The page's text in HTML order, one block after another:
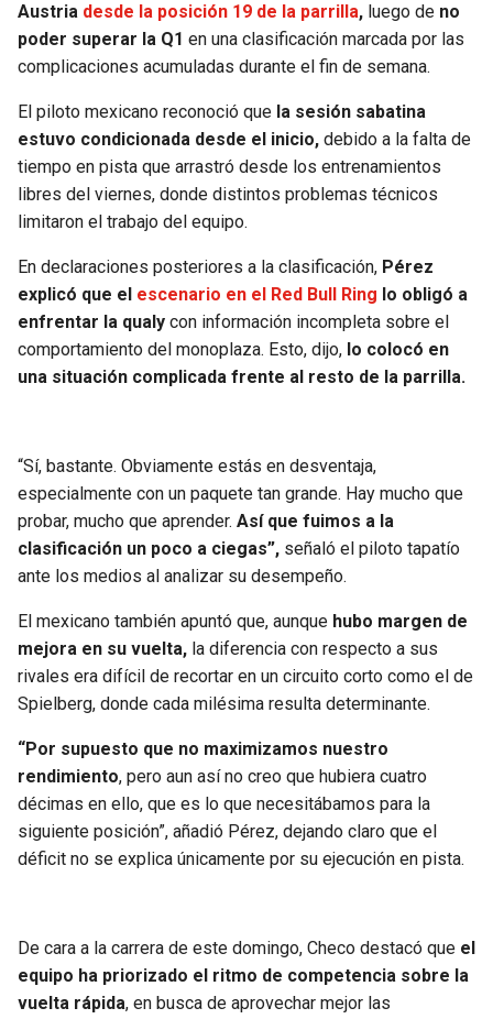
PACKERS
VIKINGS
FALCONS
PANTHERS
SAINTS
BUCCANEERS
TIMBERWOLVES
THUNDER
TRAIL BLAZERS
JAZZ
Austria desde la posición 19 de la parrilla, luego de no
poder superar la Q1 en una clasificación marcada por las
complicaciones acumuladas durante el fin de semana.
El piloto mexicano reconoció que la sesión sabatina
estuvo condicionada desde el inicio, debido a la falta de
tiempo en pista que arrastró desde los entrenamientos
libres del viernes, donde distintos problemas técnicos
limitaron el trabajo del equipo.
En declaraciones posteriores a la clasificación, Pérez
explicó que el escenario en el Red Bull Ring lo obligó a
enfrentar la qualy con información incompleta sobre el
comportamiento del monoplaza. Esto, dijo, lo colocó en
una situación complicada frente al resto de la parrilla.
“Sí, bastante. Obviamente estás en desventaja,
especialmente con un paquete tan grande. Hay mucho que
probar, mucho que aprender. Así que fuimos a la
clasificación un poco a ciegas”, señaló el piloto tapatío
ante los medios al analizar su desempeño.
El mexicano también apuntó que, aunque hubo margen de
mejora en su vuelta, la diferencia con respecto a sus
rivales era difícil de recortar en un circuito corto como el de
Spielberg, donde cada milésima resulta determinante.
“Por supuesto que no maximizamos nuestro
rendimiento, pero aun así no creo que hubiera cuatro
décimas en ello, que es lo que necesitábamos para la
siguiente posición”, añadió Pérez, dejando claro que el
déficit no se explica únicamente por su ejecución en pista.
De cara a la carrera de este domingo, Checo destacó que el
equipo ha priorizado el ritmo de competencia sobre la
vuelta rápida, en busca de aprovechar mejor las